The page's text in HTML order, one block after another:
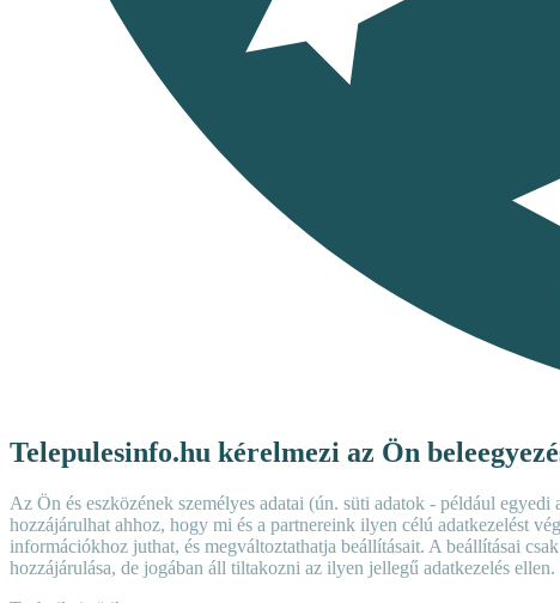
Telepulesinfo.hu kérelmezi az Ön
Az Ön és eszközének személyes adatai (ún. süti adatok - például
hozzájárulhat ahhoz, hogy mi és a partnereink ilyen célú adatkezelést
információkhoz juthat, és megváltoztathatja beállításait. A beállításai
hozzájárulása, de jogában áll tiltakozni az ilyen jellegű adatkezelés